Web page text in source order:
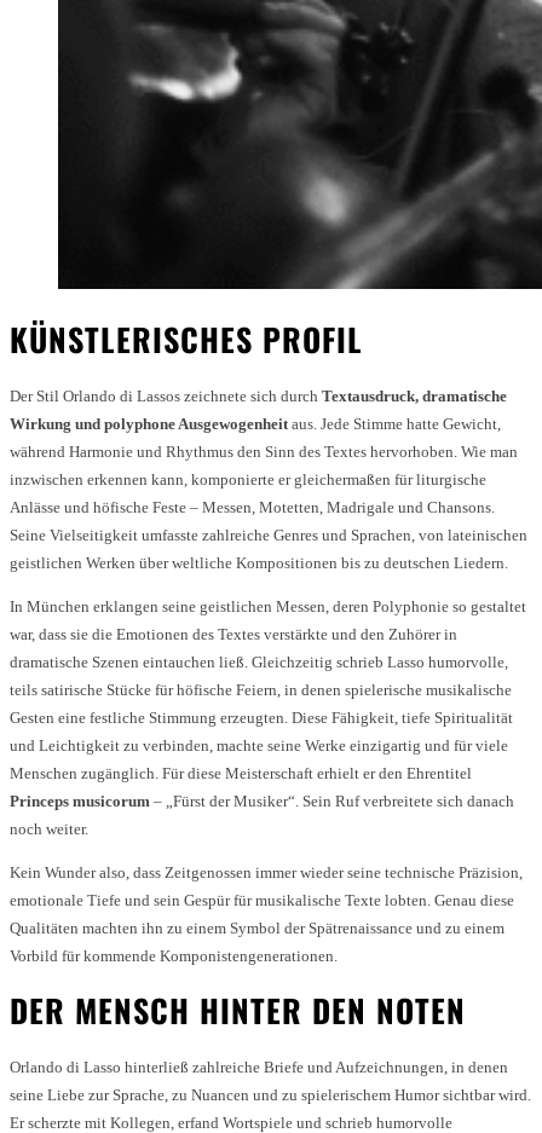
KÜNSTLERISCHES PROFIL
Der Stil Orlando di Lassos zeichnete sich durch Textausdruck, dramatische
Wirkung und polyphone Ausgewogenheit aus. Jede Stimme hatte Gewicht,
während Harmonie und Rhythmus den Sinn des Textes hervorhoben. Wie man
inzwischen erkennen kann, komponierte er gleichermaßen für liturgische
Anlässe und höfische Feste – Messen, Motetten, Madrigale und Chansons.
Seine Vielseitigkeit umfasste zahlreiche Genres und Sprachen, von lateinischen
geistlichen Werken über weltliche Kompositionen bis zu deutschen Liedern.
In München erklangen seine geistlichen Messen, deren Polyphonie so gestaltet
war, dass sie die Emotionen des Textes verstärkte und den Zuhörer in
dramatische Szenen eintauchen ließ. Gleichzeitig schrieb Lasso humorvolle,
teils satirische Stücke für höfische Feiern, in denen spielerische musikalische
Gesten eine festliche Stimmung erzeugten. Diese Fähigkeit, tiefe Spiritualität
und Leichtigkeit zu verbinden, machte seine Werke einzigartig und für viele
Menschen zugänglich. Für diese Meisterschaft erhielt er den Ehrentitel
Princeps musicorum – „Fürst der Musiker“. Sein Ruf verbreitete sich danach
noch weiter.
Kein Wunder also, dass Zeitgenossen immer wieder seine technische Präzision,
emotionale Tiefe und sein Gespür für musikalische Texte lobten. Genau diese
Qualitäten machten ihn zu einem Symbol der Spätrenaissance und zu einem
Vorbild für kommende Komponistengenerationen.
DER MENSCH HINTER DEN NOTEN
Orlando di Lasso hinterließ zahlreiche Briefe und Aufzeichnungen, in denen
seine Liebe zur Sprache, zu Nuancen und zu spielerischem Humor sichtbar wird.
Er scherzte mit Kollegen, erfand Wortspiele und schrieb humorvolle